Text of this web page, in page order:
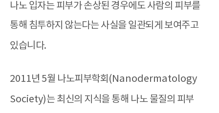
나노 입자는 피부가 손상된 경우에도 사람의 피부를
통해 침투하지 않는다는 사실을 일관되게 보여주고
있습니다.
2011년 5월 나노피부학회 (Nanodermatology
Society)는 최신의 지식을 통해 나노 물질의 피부